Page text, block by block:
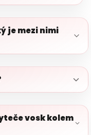
je mezi nimi
vosk kolem